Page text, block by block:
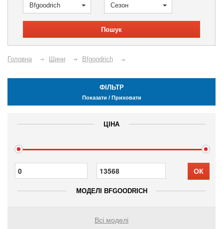
Bfgoodrich Сезон
Пошук
Головна Шини Bfgoodrich
ФІЛЬТР
Показати / Приховати
ЦІНА
ОК
МОДЕЛІ BFGOODRICH
Всі моделі